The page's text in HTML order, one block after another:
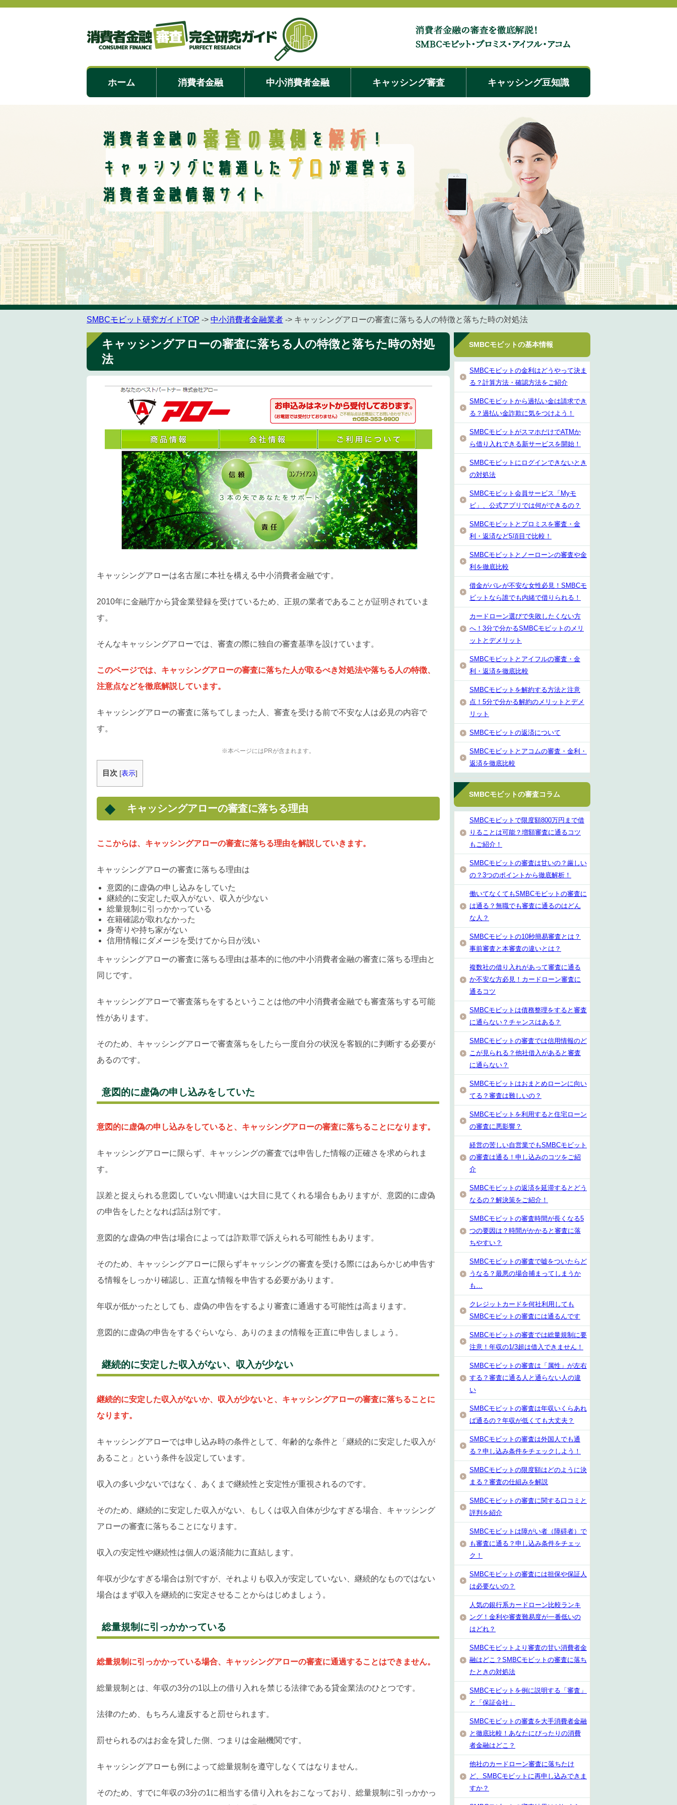
ホーム 消費者金融 中小消費者金融 キャッシング審査 キャッシング豆知識
SMBCモビット研究ガイドTOP -> 中小消費者金融業者 -> キャッシングアローの審査に落ちる人の特徴と落ちた時の対処法
キャッシングアローの審査に落ちる人の特徴と落ちた時の対処
法
キャッシングアローは名古屋に本社を構える中小消費者金融です。
2010年に金融庁から貸金業登録を受けているため、正規の業者であることが証明されていま
す。
そんなキャッシングアローでは、審査の際に独自の審査基準を設けています。
このページでは、キャッシングアローの審査に落ちた人が取るべき対処法や落ちる人の特徴、
注意点などを徹底解説しています。
キャッシングアローの審査に落ちてしまった人、審査を受ける前で不安な人は必見の内容で
す。
※本ページにはPRが含まれます。
目次 [表示]
キャッシングアローの審査に落ちる理由
ここからは、キャッシングアローの審査に落ちる理由を解説していきます。
キャッシングアローの審査に落ちる理由は
意図的に虚偽の申し込みをしていた
継続的に安定した収入がない、収入が少ない
総量規制に引っかかっている
在籍確認が取れなかった
身寄りや持ち家がない
信用情報にダメージを受けてから日が浅い
キャッシングアローの審査に落ちる理由は基本的に他の中小消費者金融の審査に落ちる理由と
同じです。
キャッシングアローで審査落ちをするということは他の中小消費者金融でも審査落ちする可能
性があります。
そのため、キャッシングアローで審査落ちをしたら一度自分の状況を客観的に判断する必要が
あるのです。
意図的に虚偽の申し込みをしていた
意図的に虚偽の申し込みをしていると、キャッシングアローの審査に落ちることになります。
キャッシングアローに限らず、キャッシングの審査では申告した情報の正確さを求められま
す。
誤差と捉えられる意図していない間違いは大目に見てくれる場合もありますが、意図的に虚偽
の申告をしたとなれば話は別です。
意図的な虚偽の申告は場合によっては詐欺罪で訴えられる可能性もあります。
そのため、キャッシングアローに限らずキャッシングの審査を受ける際にはあらかじめ申告す
る情報をしっかり確認し、正直な情報を申告する必要があります。
年収が低かったとしても、虚偽の申告をするより審査に通過する可能性は高まります。
意図的に虚偽の申告をするぐらいなら、ありのままの情報を正直に申告しましょう。
継続的に安定した収入がない、収入が少ない
継続的に安定した収入がないか、収入が少ないと、キャッシングアローの審査に落ちることに
なります。
キャッシングアローでは申し込み時の条件として、年齢的な条件と「継続的に安定した収入が
あること」という条件を設定しています。
収入の多い少ないではなく、あくまで継続性と安定性が重視されるのです。
そのため、継続的に安定した収入がない、もしくは収入自体が少なすぎる場合、キャッシング
アローの審査に落ちることになります。
収入の安定性や継続性は個人の返済能力に直結します。
年収が少なすぎる場合は別ですが、それよりも収入が安定していない、継続的なものではない
場合はまず収入を継続的に安定させることからはじめましょう。
総量規制に引っかかっている
総量規制に引っかかっている場合、キャッシングアローの審査に通過することはできません。
総量規制とは、年収の3分の1以上の借り入れを禁じる法律である貸金業法のひとつです。
法律のため、もちろん違反すると罰せられます。
罰せられるのはお金を貸した側、つまりは金融機関です。
キャッシングアローも例によって総量規制を遵守しなくてはなりません。
そのため、すでに年収の3分の1に相当する借り入れをおこなっており、総量規制に引っかかっ
SMBCモビットの基本情報
SMBCモビットの金利はどうやって決ま
る？計算方法・確認方法をご紹介
SMBCモビットから過払い金は請求でき
る？過払い金詐欺に気をつけよう！
SMBCモビットがスマホだけでATMか
ら借り入れできる新サービスを開始！
SMBCモビットにログインできないとき
の対処法
SMBCモビット会員サービス「Myモ
ビ」、公式アプリでは何ができるの？
SMBCモビットとプロミスを審査・金
利・返済など5項目で比較！
SMBCモビットとノーローンの審査や金
利を徹底比較
借金がバレが不安な女性必見！SMBCモ
ビットなら誰でも内緒で借りられる！
カードローン選びで失敗したくない方
へ！3分で分かるSMBCモビットのメリ
ットとデメリット
SMBCモビットとアイフルの審査・金
利・返済を徹底比較
SMBCモビットを解約する方法と注意
点！5分で分かる解約のメリットとデメ
リット
SMBCモビットの返済について
SMBCモビットとアコムの審査・金利・
返済を徹底比較
SMBCモビットの審査コラム
SMBCモビットで限度額800万円まで借
りることは可能？増額審査に通るコツ
もご紹介！
SMBCモビットの審査は甘いの？厳しい
の？3つのポイントから徹底解析！
働いてなくてもSMBCモビットの審査に
は通る？無職でも審査に通るのはどん
な人？
SMBCモビットの10秒簡易審査とは？
事前審査と本審査の違いとは？
複数社の借り入れがあって審査に通る
か不安な方必見！カードローン審査に
通るコツ
SMBCモビットは債務整理をすると審査
に通らない？チャンスはある？
SMBCモビットの審査では信用情報のど
こが見られる？他社借入があると審査
に通らない？
SMBCモビットはおまとめローンに向い
てる？審査は難しいの？
SMBCモビットを利用すると住宅ローン
の審査に悪影響？
経営の苦しい自営業でもSMBCモビット
の審査は通る！申し込みのコツをご紹
介
SMBCモビットの返済を延滞するとどう
なるの？解決策をご紹介！
SMBCモビットの審査時間が長くなる5
つの要因は？時間がかかると審査に落
ちやすい？
SMBCモビットの審査で嘘をついたらど
うなる？最悪の場合捕まってしまうか
も…
クレジットカードを何社利用しても
SMBCモビットの審査には通るんです
SMBCモビットの審査では総量規制に要
注意！年収の1/3超は借入できません！
SMBCモビットの審査は「属性」が左右
する？審査に通る人と通らない人の違
い
SMBCモビットの審査は年収いくらあれ
ば通るの？年収が低くても大丈夫？
SMBCモビットの審査は外国人でも通
る？申し込み条件をチェックしよう！
SMBCモビットの限度額はどのように決
まる？審査の仕組みを解説
SMBCモビットの審査に関する口コミと
評判を紹介
SMBCモビットは障がい者（障碍者）で
も審査に通る？申し込み条件をチェッ
ク！
SMBCモビットの審査には担保や保証人
は必要ないの？
人気の銀行系カードローン比較ランキ
ング！金利や審査難易度が一番低いの
はどれ？
SMBCモビットより審査の甘い消費者金
融はどこ？SMBCモビットの審査に落ち
たときの対処法
SMBCモビットを例に説明する「審査」
と「保証会社」
SMBCモビットの審査を大手消費者金融
と徹底比較！あなたにぴったりの消費
者金融はどこ？
他社のカードローン審査に落ちたけ
ど、SMBCモビットに再申し込みできま
すか？